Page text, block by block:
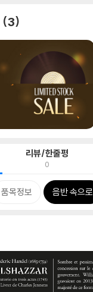
3
리뷰/한줄평
0
품목정보 음반 속으로